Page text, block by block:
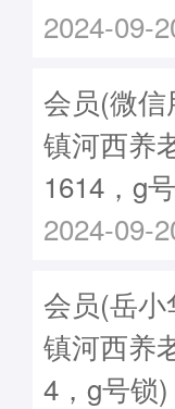
2024-09-
会员(微信
镇河西养
1614，g
2024-09-
会员(岳
镇河西养
4，g号锁)